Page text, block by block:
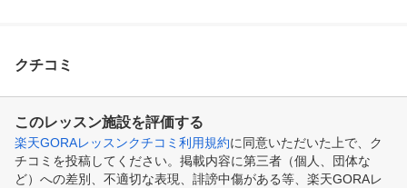
クチコミ
このレッスン施設を評価する
楽天GORAレッスンクチコミ利用規約に同意いただいた上で、ク
チコミを投稿してください。掲載内容に第三者（個人、団体な
ど）への差別、不適切な表現、誹謗中傷がある等、楽天GORAレ